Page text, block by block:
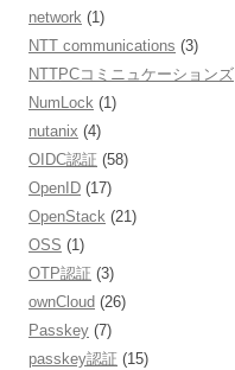
network (1)
NTT communications (3)
NTTPCコミニュケーションズ
NumLock (1)
nutanix (4)
OIDC認証 (58)
OpenID (17)
OpenStack (21)
OSS (1)
OTP認証 (3)
ownCloud (26)
Passkey (7)
passkey認証 (15)